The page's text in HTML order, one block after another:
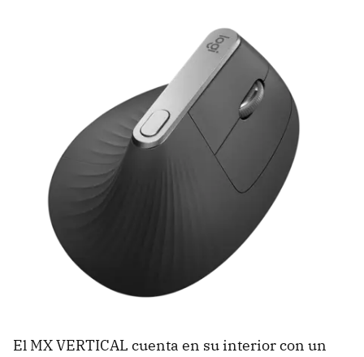
El MX VERTICAL cuenta en su interior con un